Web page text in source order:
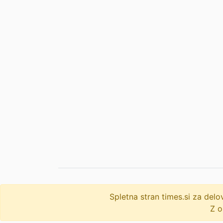
Spletna stran times.si za
Z
© 2009-2026 times.si